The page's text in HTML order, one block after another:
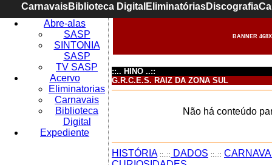
CarnavaisBiblioteca Digital EliminatóriasDiscografia
Abre-alas
SASP
SINTONIA
SASP
TV SASP
Acervo
Eliminatorias
Carnavais
Biblioteca
Digital
Expediente
BANNER
::.. HINO ..::
G.R.C.E.S. RAIZ DA ZONA SUL
Não há conteúdo
HISTÓRIA ::..:: DADOS ::..::